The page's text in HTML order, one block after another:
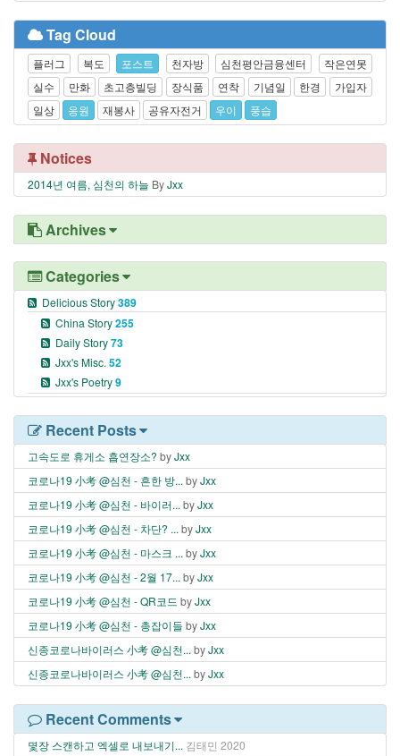
Tag Cloud
플러그 복도 포스트 천자방 심천평안금융센터
작은연못
실수
만화 초고층빌딩 장식품 연착 기념일 한경
가입자
일상
응원 재봉사 공유자전거 우이 풍습
Notices
2014년 여름, 심천의 하늘 ByJxx
Archives
Categories
Delicious Story389
China Story255
Daily Story73
Jxx's Misc. 52
Jxx's Poetry9
Recent Posts
고속도로 휴게소 흡연장소? byJxx
코로나19 小考 @심천 - 흔한 방... byJxx
코로나19 小考 @심천 - 바이러... byJxx
코로나19 小考 @심천 - 차단? ... byJxx
코로나19 小考 @심천 - 마스크 ... byJxx
코로나19 小考 @심천 - 2월 17... byJxx
코로나19 小考 @심천 - QR코드 byJxx
코로나19 小考 @심천 - 총잡이들 byJxx
신종코로나바이러스 小考 @심천... byJxx
신종코로나바이러스 小考 @심천... byJxx
Recent Comments
몇장 스캔하고 엑셀로 내보내기... 김태민 2020